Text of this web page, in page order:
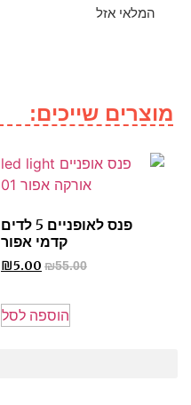
המלאי אזל
מוצרים שייכים:
פנס לאופניים 5 לדים
קדמי אפור
₪55.00
₪5.00
הוספה לסל